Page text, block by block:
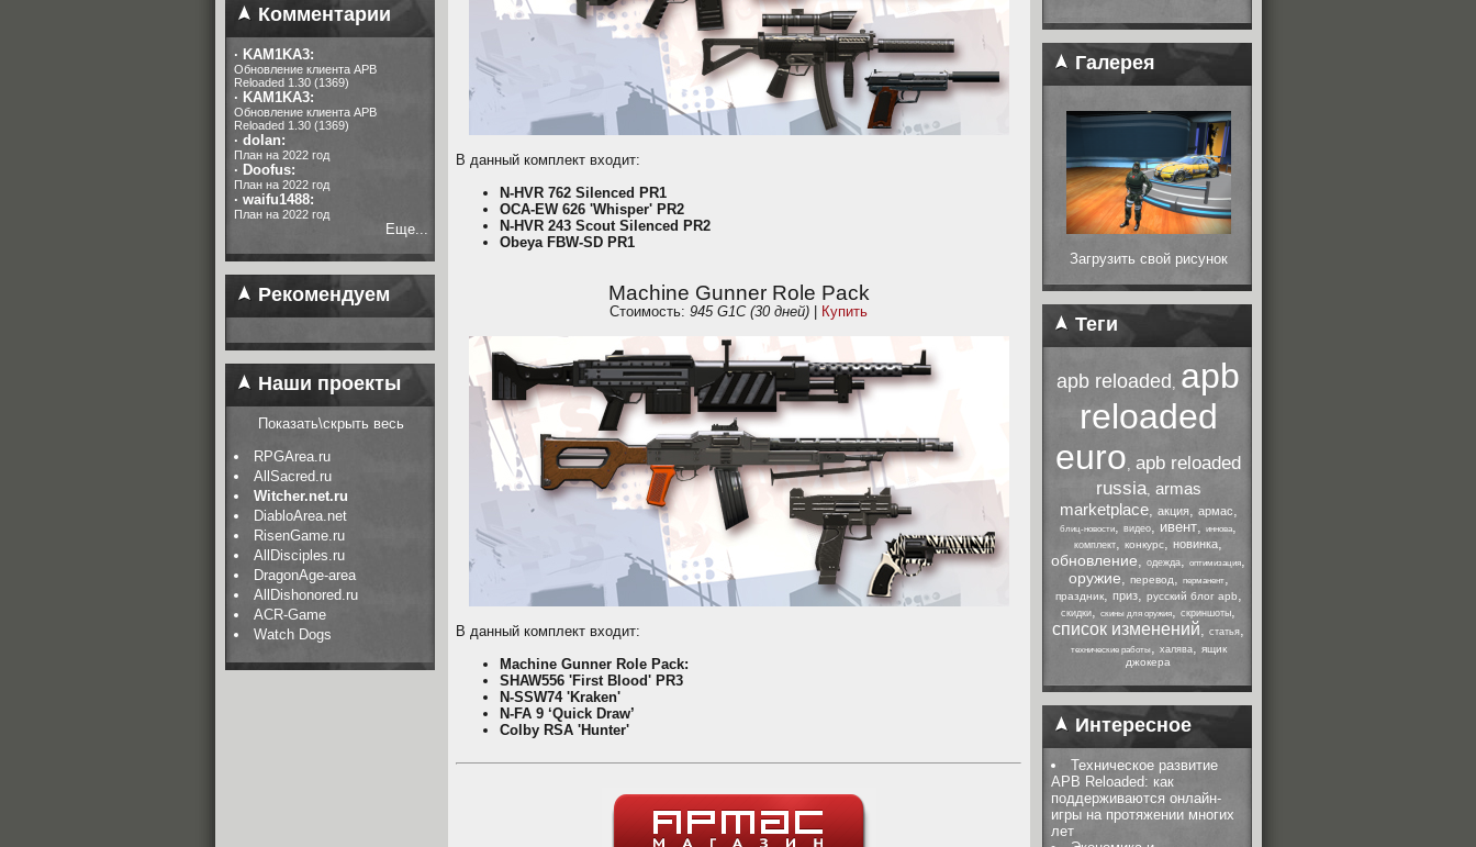
Комментарии
· KAM1KA3:
Обновление клиента APB
Reloaded 1.30 (1369)
· KAM1KA3:
Обновление клиента APB
Reloaded 1.30 (1369)
· dolan:
План на 2022 год
· Doofus:
План на 2022 год
· waifu1488:
План на 2022 год
Еще...
Рекомендуем
Наши проекты
Показать\скрыть весь
RPGArea.ru
AllSacred.ru
Witcher.net.ru
DiabloArea.net
RisenGame.ru
AllDisciples.ru
DragonAge-area
AllDishonored.ru
ACR-Game
Watch Dogs
В данный комплект входит:
N-HVR 762 Silenced PR1
OCA-EW 626 'Whisper' PR2
N-HVR 243 Scout Silenced PR2
Obeya FBW-SD PR1
Machine Gunner Role Pack
Стоимость: 945 G1C (30 дней) Купить
В данный комплект входит:
Machine Gunner Role Pack:
SHAW556 'First Blood' PR3
N-SSW74 'Kraken'
N-FA 9 ‘Quick Draw’
Colby RSA 'Hunter'
Галерея
Загрузить свой рисунок
Теги
apb reloaded , apb
reloaded
euro, apb reloaded
russia, armas
marketplace, акция, армас,
блиц-новости, видео, ивент, иннова,
комплект, конкурс, новинка,
обновление, одежда, оптимизация,
оружие, перевод, перманент,
праздник, приз, русский блог apb,
скидки, скины для оружия, скриншоты,
список изменений, статья,
технические работы, халява, ящик
джокера
Интересное
Техническое развитие
APB Reloaded: как
поддерживаются онлайн-
игры на протяжении многих
лет